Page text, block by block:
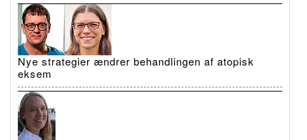
Nye strategier ændrer behandlingen af atopisk
eksem